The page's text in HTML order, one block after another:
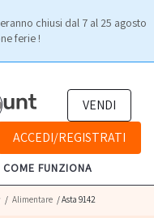
chiusi dal 7 al 25 agosto
ferie !
VENDI
ACCEDI/REGISTRATI
COME FUNZIONA
/ Alimentare / Asta 9142